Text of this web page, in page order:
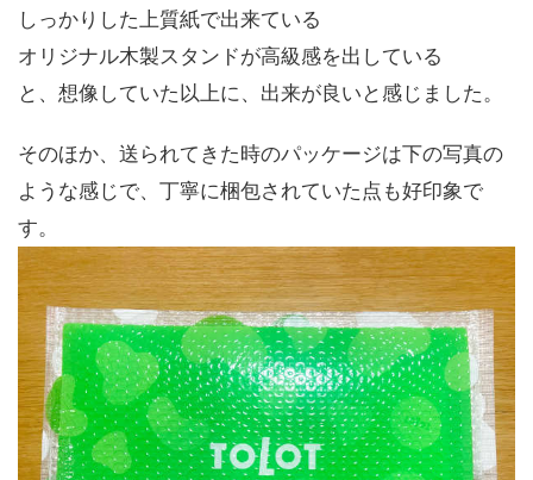
しっかりした上質紙で出来ている
オリジナル木製スタンドが高級感を出している
と、想像していた以上に、出来が良いと感じました。
そのほか、送られてきた時のパッケージは下の写真の
ような感じで、丁寧に梱包されていた点も好印象で
す。